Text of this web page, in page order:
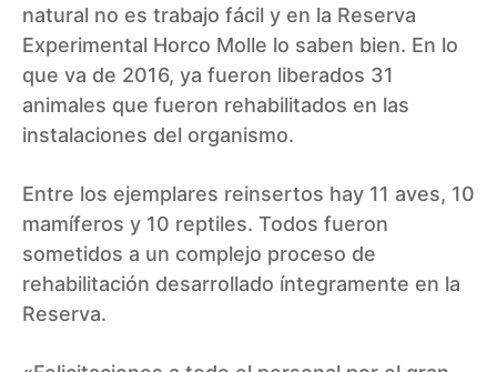
natural no es trabajo fácil y en la Reserva
Experimental Horco Molle lo saben bien. En lo
que va de 2016, ya fueron liberados 31
animales que fueron rehabilitados en las
instalaciones del organismo.
Entre los ejemplares reinsertos hay 11 aves, 10
mamíferos y 10 reptiles. Todos fueron
sometidos a un complejo proceso de
rehabilitación desarrollado íntegramente en la
Reserva.